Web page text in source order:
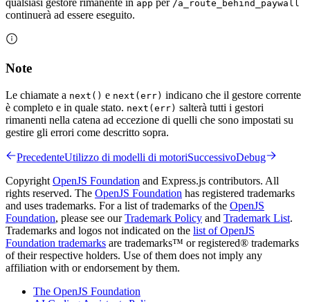
qualsiasi gestore rimanente in app per /a_route_behind_paywall
continuerà ad essere eseguito.
Note
Le chiamate a next() e next(err) indicano che il gestore corrente
è completo e in quale stato. next(err) salterà tutti i gestori
rimanenti nella catena ad eccezione di quelli che sono impostati su
gestire gli errori come descritto sopra.
PrecedenteUtilizzo di modelli di motoriSuccessivoDebug
Copyright OpenJS Foundation and Express.js contributors. All
rights reserved. The OpenJS Foundation has registered trademarks
and uses trademarks. For a list of trademarks of the OpenJS
Foundation, please see ourTrademark Policy and Trademark List.
Trademarks and logos not indicated on the list of OpenJS
Foundation trademarks are trademarks™ or registered® trademarks
of their respective holders. Use of them does not imply any
affiliation with or endorsement by them.
The OpenJS Foundation